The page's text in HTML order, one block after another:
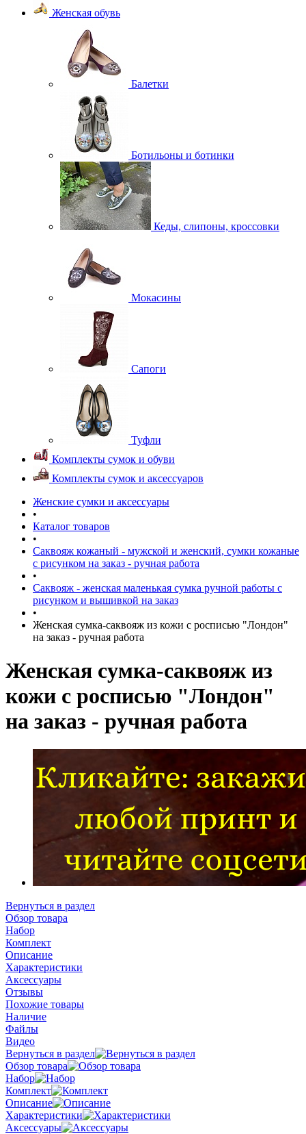
Женская обувь
Балетки
Ботильоны и ботинки
Кеды, слипоны, кроссовки
Мокасины
Сапоги
Туфли
Комплекты сумок и обуви
Комплекты сумок и аксессуаров
Женские сумки и аксессуары
•
Каталог товаров
•
Саквояж кожаный - мужской и женский, сумки кожаные
с рисунком на заказ - ручная работа
•
Саквояж - женская маленькая сумка ручной работы с
рисунком и вышивкой на заказ
•
Женская сумка-саквояж из кожи с росписью "Лондон"
на заказ - ручная работа
Женская сумка-саквояж из
кожи с росписью "Лондон"
на заказ - ручная работа
Вернуться в раздел
Обзор товара
Набор
Комплект
Описание
Характеристики
Аксессуары
Отзывы
Похожие товары
Наличие
Файлы
Видео
Вернуться в раздел
Обзор товара
Набор
Комплект
Описание
Характеристики
Аксессуары